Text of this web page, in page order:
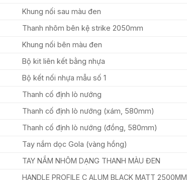
Khung nối sau màu đen
Thanh nhôm bên kệ strike 2050mm
Khung nối bên màu đen
Bộ kit liên kết bằng nhựa
Bộ kết nối nhựa mẫu số 1
Thanh cố định lò nướng
Thanh cố định lò nướng (xám, 580mm)
Thanh cố định lò nướng (đồng, 580mm)
Tay nắm dọc Gola (vàng hồng)
TAY NẮM NHÔM DẠNG THANH MÀU ĐEN
HANDLE PROFILE C ALUM BLACK MATT 2500MM